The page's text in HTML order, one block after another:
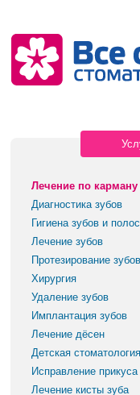
Лечение по карману
Диагностика зубов
Гигиена зубов и
Лечение зубов
Протезирование зубов
Хирургия
Удаление зубов
Имплантация зубов
Лечение дёсен
Детская стоматология
Исправление прикуса
Лечение кисты зуба